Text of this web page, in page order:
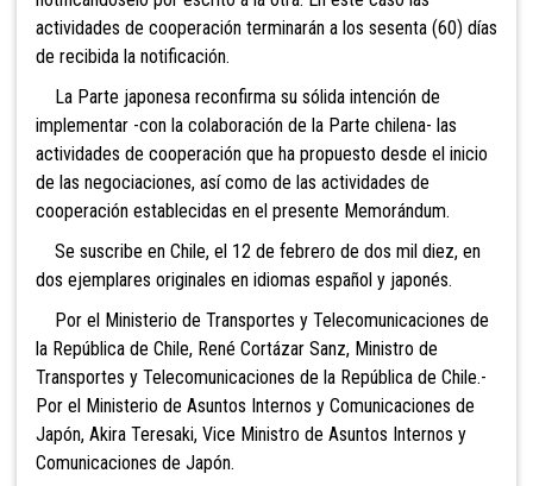
actividades de cooperación terminarán a los sesenta (60) días
de recibida la notificación.
La Parte japonesa reconfirma su sólida intención de
implementar -con la colaboración de la Parte chilena- las
actividades de cooperación que ha propuesto desde el inicio
de las negociaciones, así como de las actividades de
cooperación establecidas en el presente Memorándum.
Se suscribe en Chile, el 12 de febrero de dos mil diez, en
dos ejemplares originales en idiomas español y japonés.
Por el Ministerio de Transportes y Telecomunicaciones de
la República de Chile, René Cortázar Sanz, Ministro de
Transportes y Telecomunicaciones de la República de Chile.-
Por el Ministerio de Asuntos Internos y Comunicaciones de
Japón, Akira Teresaki, Vice Ministro de Asuntos Internos y
Comunicaciones de Japón.